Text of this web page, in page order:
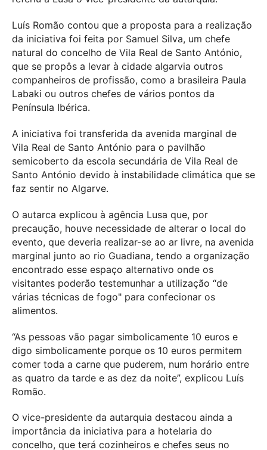
Luís Romão contou que a proposta para a realização
da iniciativa foi feita por Samuel Silva, um chefe
natural do concelho de Vila Real de Santo António,
que se propôs a levar à cidade algarvia outros
companheiros de profissão, como a brasileira Paula
Labaki ou outros chefes de vários pontos da
Península Ibérica.
A iniciativa foi transferida da avenida marginal de
Vila Real de Santo António para o pavilhão
semicoberto da escola secundária de Vila Real de
Santo António devido à instabilidade climática que se
faz sentir no Algarve.
O autarca explicou à agência Lusa que, por
precaução, houve necessidade de alterar o local do
evento, que deveria realizar-se ao ar livre, na avenida
marginal junto ao rio Guadiana, tendo a organização
encontrado esse espaço alternativo onde os
visitantes poderão testemunhar a utilização “de
várias técnicas de fogo" para confecionar os
alimentos.
“As pessoas vão pagar simbolicamente 10 euros e
digo simbolicamente porque os 10 euros permitem
comer toda a carne que puderem, num horário entre
as quatro da tarde e as dez da noite”, explicou Luís
Romão.
O vice-presidente da autarquia destacou ainda a
importância da iniciativa para a hotelaria do
concelho, que terá cozinheiros e chefes seus no